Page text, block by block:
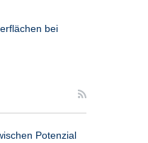
bei
Potenzial